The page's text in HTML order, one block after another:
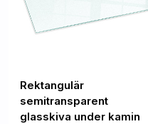
Rektangulär
semitransparent
glasskiva under kamin